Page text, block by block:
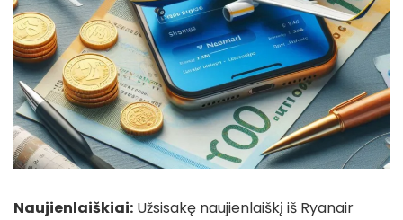
Naujienlaiškiai: Užsisakę naujienlaiškį iš Ryanair